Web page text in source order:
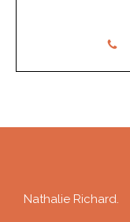
Nathalie Richard.